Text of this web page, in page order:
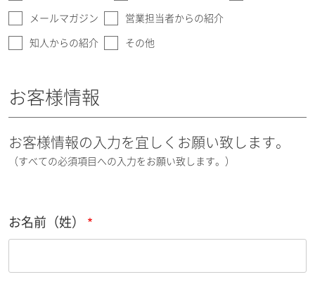
メールマガジン 営業担当者からの紹介
知人からの紹介 その他
お客様情報
お客様情報の入力を宜しくお願い致します。
（すべての必須項目への入力をお願い致します。）
お名前（姓）